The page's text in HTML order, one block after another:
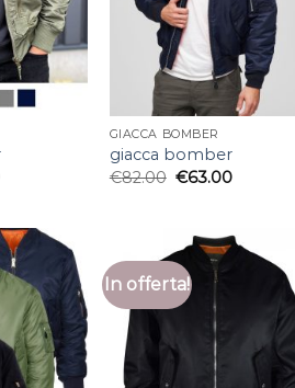
GIACCA BOMBER
giacca bomber
€82.00 €63.00
In offerta!